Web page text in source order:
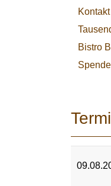
Kontakt
Bistro